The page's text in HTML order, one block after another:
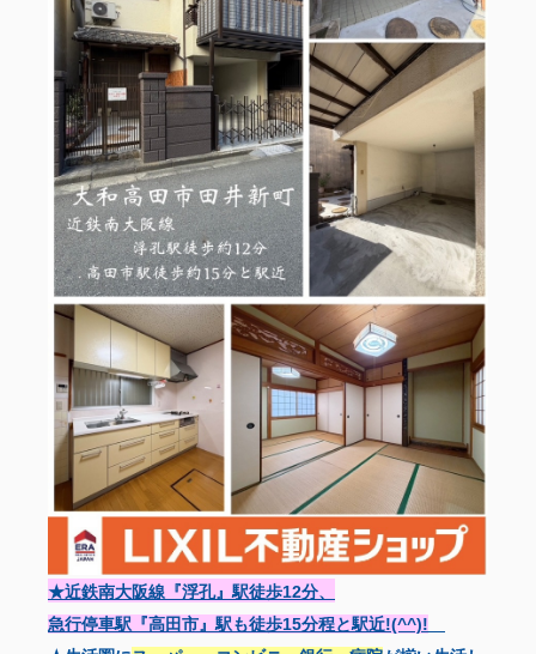
★近鉄南大阪線『浮孔』駅徒歩12分、
急行停車駅『高田市』駅も徒歩15分程と駅近!(^^)!